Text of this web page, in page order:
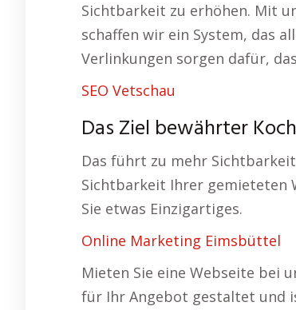
Sichtbarkeit zu erhöhen. Mit
schaffen wir ein System, das
Verlinkungen sorgen dafür,
SEO Vetschau
Das Ziel bewährter
Das führt zu mehr
Sichtbarkeit Ihrer gemieteten
Sie etwas Einzigartiges.
Online Marketing Eimsbüttel
Mieten Sie eine Webseite bei
für Ihr Angebot gestaltet und